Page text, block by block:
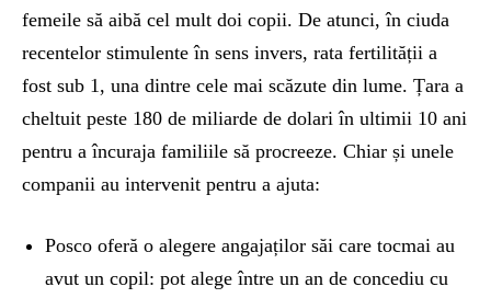
femeile să aibă cel mult doi copii. De atunci, în ciuda
recentelor stimulente în sens invers, rata fertilității a
fost sub 1, una dintre cele mai scăzute din lume. Țara a
cheltuit peste 180 de miliarde de dolari în ultimii 10 ani
pentru a încuraja familiile să procreeze. Chiar și unele
companii au intervenit pentru a ajuta:
Posco oferă o alegere angajaților săi care tocmai au
avut un copil: pot alege între un an de concediu cu